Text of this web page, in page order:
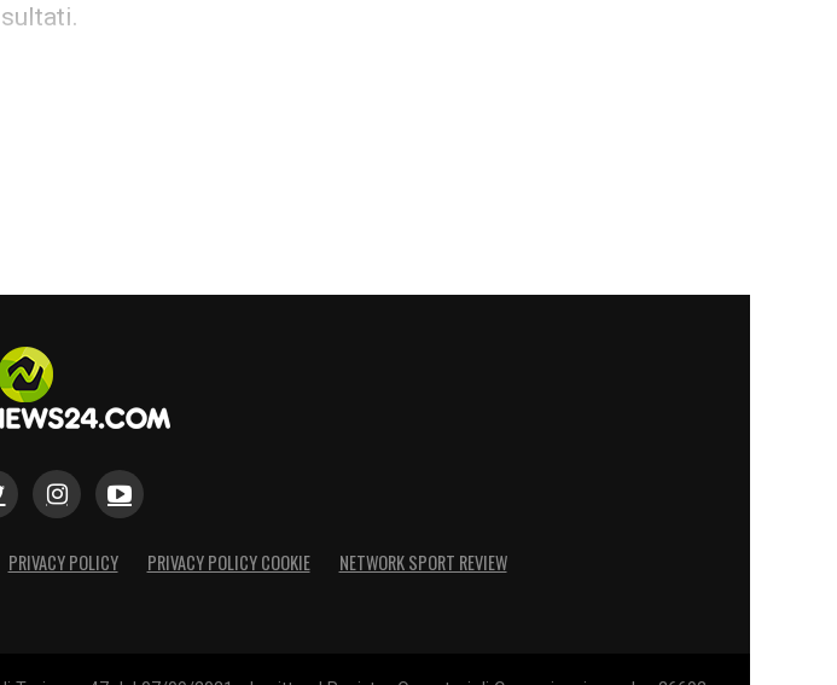
PRIVACY POLICY PRIVACY POLICY COOKIE NETWORK SPORT REVIEW